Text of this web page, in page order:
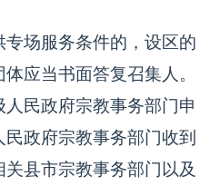
场服务条件的，设区的
应当书面答复召集人。
民政府宗教事务部门申
政府宗教事务部门收到
县市宗教事务部门以及